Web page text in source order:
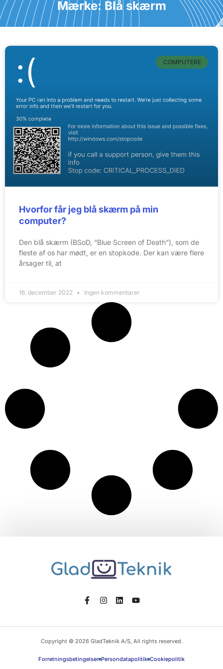
Mærke: Blå skærm
COMPUTERE
Hvorfor får jeg blå skærm på min
computer?
Den blå skærm (BSoD, “Blue Screen of Death”), som de
fleste af os har mødt, er en stopkode. Der kan være flere
årsager til, at
16. december 2022 Ingen kommentarer
Copyright © 2026 GladTeknik A/S, All rights reserved.
Forretningsbetingelser Persondatapolitik Cookiepolitik